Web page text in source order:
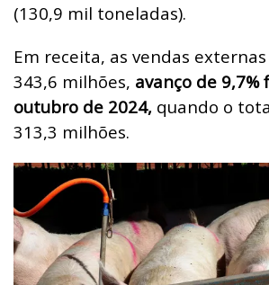
(130,9 mil toneladas).
Em receita, as vendas
343,6 milhões, avanço de 9,7%
outubro de 2024, quando o
313,3 milhões.